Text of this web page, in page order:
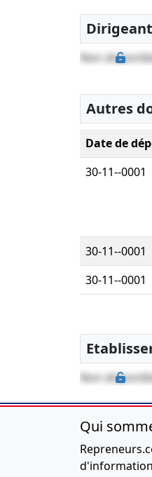
Non
Autres
Date de
30-11--0001
30-11--0001
30-11--0001
Non
Qui